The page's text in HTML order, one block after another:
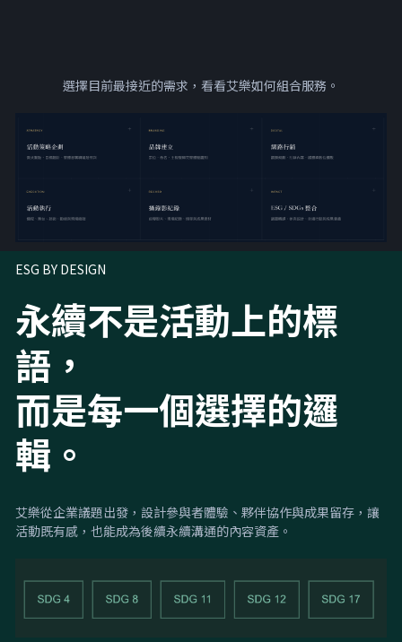
選擇目前最接近的需求，看看艾樂如何組合服務。
ESG BY DESIGN
永續不是活動上的標
語，
而是每一個選擇的邏
輯。
艾樂從企業議題出發，設計參與者體驗、夥伴協作與成果留存，讓
活動既有感，也能成為後續永續溝通的內容資產。